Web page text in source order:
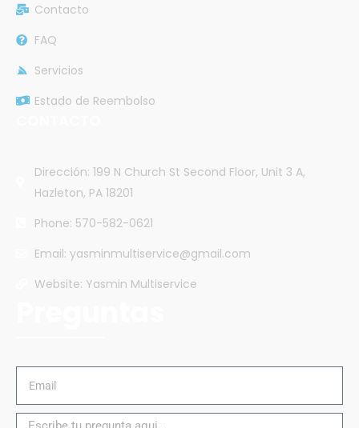
Contacto
FAQ
Servicios
Estado de Reembolso
Dirección: 199 N Church St Second Floor, Unit 3 A,
Hazleton, PA 18201
Phone: 570-582-0621
Email: yasminmultiservice@gmail.com
Website: Yasmin Multiservice